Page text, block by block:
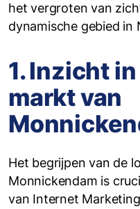
het vergroten van
dynamische gebied in
1. Inzicht
markt van
Het begrijpen van de
Monnickendam is
van Internet